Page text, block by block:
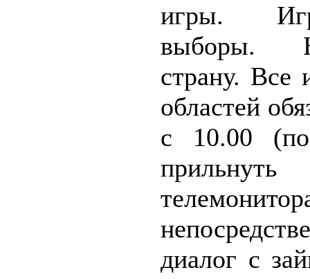
игры.
выборы.
страну. Все
областей
с 10.00
диалог с